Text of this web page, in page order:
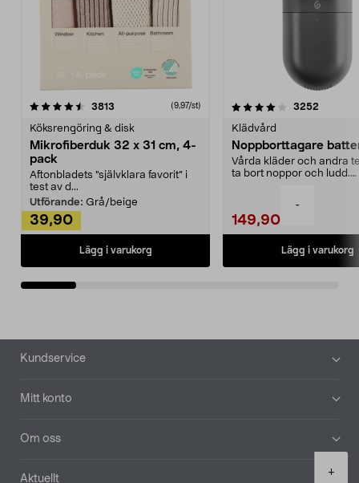
-
+
3813 (9,97/st)
Köksrengöring & disk
Mikrofiberduk 32 x 31 cm, 4-
pack
Aftonbladets "självklara favorit” i
test av d...
Utförande: Grå/beige
39,90
Lägg i varukorg
4.0av 5 stjärnor 3252
Klädvård
Noppborttagare
Vårda kläder och andra
ta bort noppor och ludd.
149,90
Lägg i varukorg
4.5av 5 stjärnor
Sidfot
Kundservice
Mitt konto
Om oss
Aktuellt